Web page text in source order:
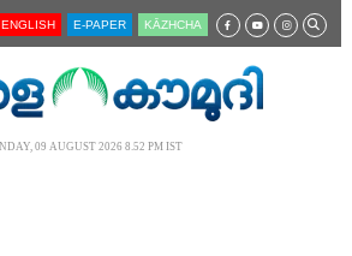
ENGLISH E-PAPER KĀZHCHA
09 AUGUST 2026 8.52 PM IST